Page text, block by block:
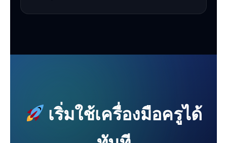
เริ่มใช้เครื่องมือครูได้